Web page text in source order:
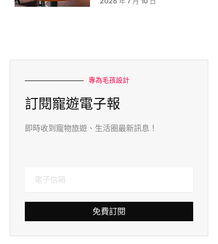
專為毛孩設計
訂閱寵遊電子報
即時收到寵物旅遊、生活圈最新訊息！
免費訂閱